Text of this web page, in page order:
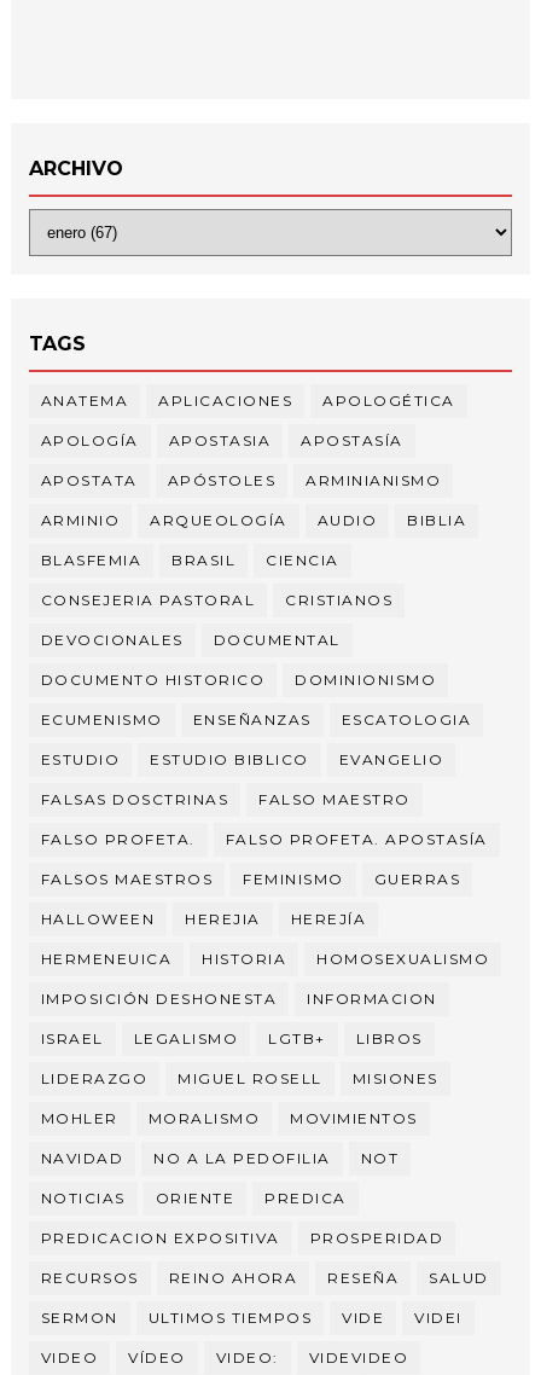
ARCHIVO
TAGS
ANATEMA APLICACIONES APOLOGÉTICA
APOLOGÍA APOSTASIA APOSTASÍA
APOSTATA APÓSTOLES ARMINIANISMO
ARMINIO ARQUEOLOGÍA AUDIO BIBLIA
BLASFEMIA BRASIL CIENCIA
CONSEJERIA PASTORAL CRISTIANOS
DEVOCIONALES DOCUMENTAL
DOCUMENTO HISTORICO DOMINIONISMO
ECUMENISMO ENSEÑANZAS ESCATOLOGIA
ESTUDIO ESTUDIO BIBLICO EVANGELIO
FALSAS DOSCTRINAS FALSO MAESTRO
FALSO PROFETA. FALSO PROFETA. APOSTASÍA
FALSOS MAESTROS FEMINISMO GUERRAS
HALLOWEEN HEREJIA HEREJÍA
HERMENEUICA HISTORIA HOMOSEXUALISMO
IMPOSICIÓN DESHONESTA INFORMACION
ISRAEL LEGALISMO LGTB+ LIBROS
LIDERAZGO MIGUEL ROSELL MISIONES
MOHLER MORALISMO MOVIMIENTOS
NAVIDAD NO A LA PEDOFILIA NOT
NOTICIAS ORIENTE PREDICA
PREDICACION EXPOSITIVA PROSPERIDAD
RECURSOS REINO AHORA RESEÑA SALUD
SERMON ULTIMOS TIEMPOS VIDE VIDEI
VIDEO VÍDEO VIDEO: VIDEVIDEO